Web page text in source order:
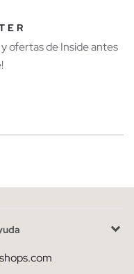
ofertas de Inside antes